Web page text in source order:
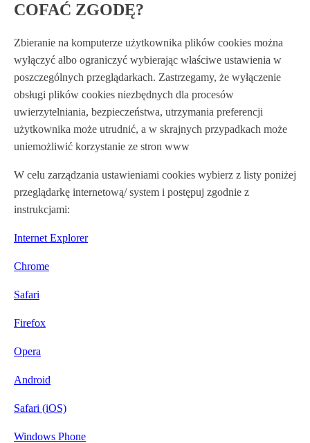
COFAĆ ZGODĘ?
Zbieranie na komputerze użytkownika plików cookies można
wyłączyć albo ograniczyć wybierając właściwe ustawienia w
poszczególnych przeglądarkach. Zastrzegamy, że wyłączenie
obsługi plików cookies niezbędnych dla procesów
uwierzytelniania, bezpieczeństwa, utrzymania preferencji
użytkownika może utrudnić, a w skrajnych przypadkach może
uniemożliwić korzystanie ze stron www
W celu zarządzania ustawieniami cookies wybierz z listy poniżej
przeglądarkę internetową/ system i postępuj zgodnie z
instrukcjami:
Internet Explorer
Chrome
Safari
Firefox
Opera
Android
Safari (iOS)
Windows Phone